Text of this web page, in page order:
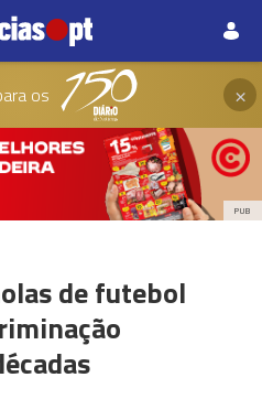
os ×
PUB
de futebol